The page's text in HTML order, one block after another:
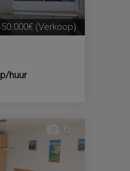
huur
(Verkoop)
6